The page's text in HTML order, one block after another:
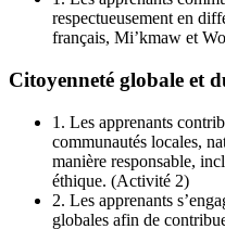
respectueusement en
français, Mi’kmaw et
Citoyenneté globale et
1. Les apprenants
communautés locales,
manière responsable,
éthique. (Activité 2)
2. Les apprenants
globales afin de